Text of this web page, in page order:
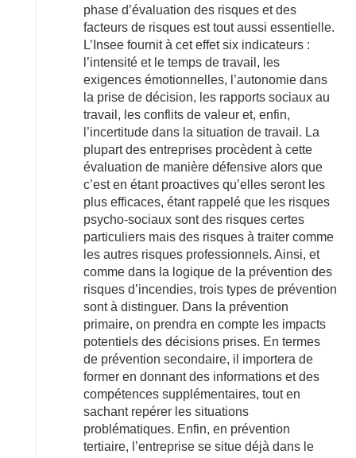
phase d’évaluation des risques et des
facteurs de risques est tout aussi essentielle.
L’Insee fournit à cet effet six indicateurs :
l’intensité et le temps de travail, les
exigences émotionnelles, l’autonomie dans
la prise de décision, les rapports sociaux au
travail, les conflits de valeur et, enfin,
l’incertitude dans la situation de travail. La
plupart des entreprises procèdent à cette
évaluation de manière défensive alors que
c’est en étant proactives qu’elles seront les
plus efficaces, étant rappelé que les risques
psycho-sociaux sont des risques certes
particuliers mais des risques à traiter comme
les autres risques professionnels. Ainsi, et
comme dans la logique de la prévention des
risques d’incendies, trois types de prévention
sont à distinguer. Dans la prévention
primaire, on prendra en compte les impacts
potentiels des décisions prises. En termes
de prévention secondaire, il importera de
former en donnant des informations et des
compétences supplémentaires, tout en
sachant repérer les situations
problématiques. Enfin, en prévention
tertiaire, l’entreprise se situe déjà dans le